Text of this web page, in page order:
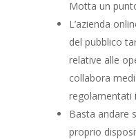
Motta un
L’azienda
del pubblico
relative alle
collabora
regolamentati
Basta andare
proprio